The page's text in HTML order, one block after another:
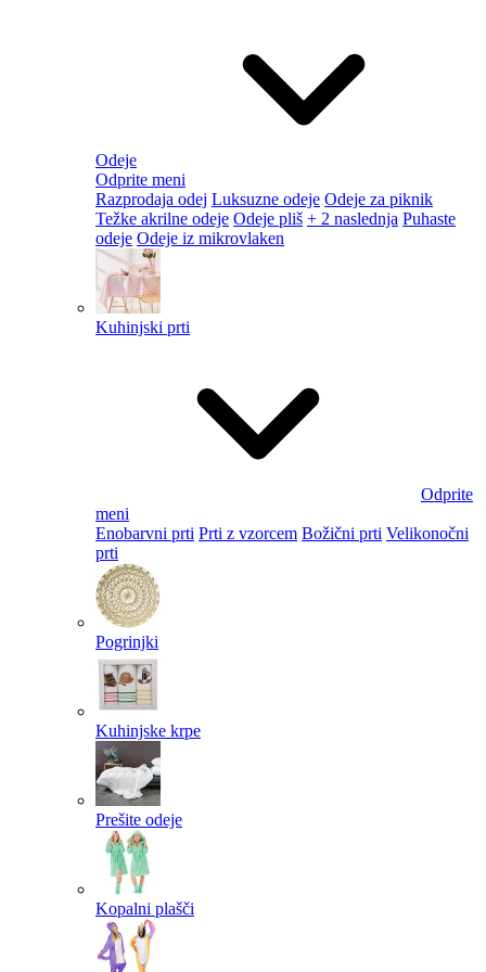
Odeje
Odprite meni
Razprodaja odej Luksuzne odeje Odeje za piknik
Težke akrilne odeje Odeje pliš + 2 naslednja Puhaste
odeje Odeje iz mikrovlaken
Kuhinjski prti
Odprite
meni
Enobarvni prti Prti z vzorcem Božični prti Velikonočni
prti​
Pogrinjki
Kuhinjske krpe
Prešite odeje
Kopalni plašči